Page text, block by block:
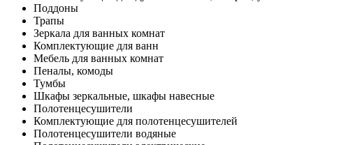
Поддоны
Трапы
Зеркала для ванных комнат
Комплектующие для ванн
Мебель для ванных комнат
Пеналы, комоды
Тумбы
Шкафы зеркальные, шкафы навесные
Полотенцесушители
Комплектующие для полотенцесушителей
Полотенцесушители водяные